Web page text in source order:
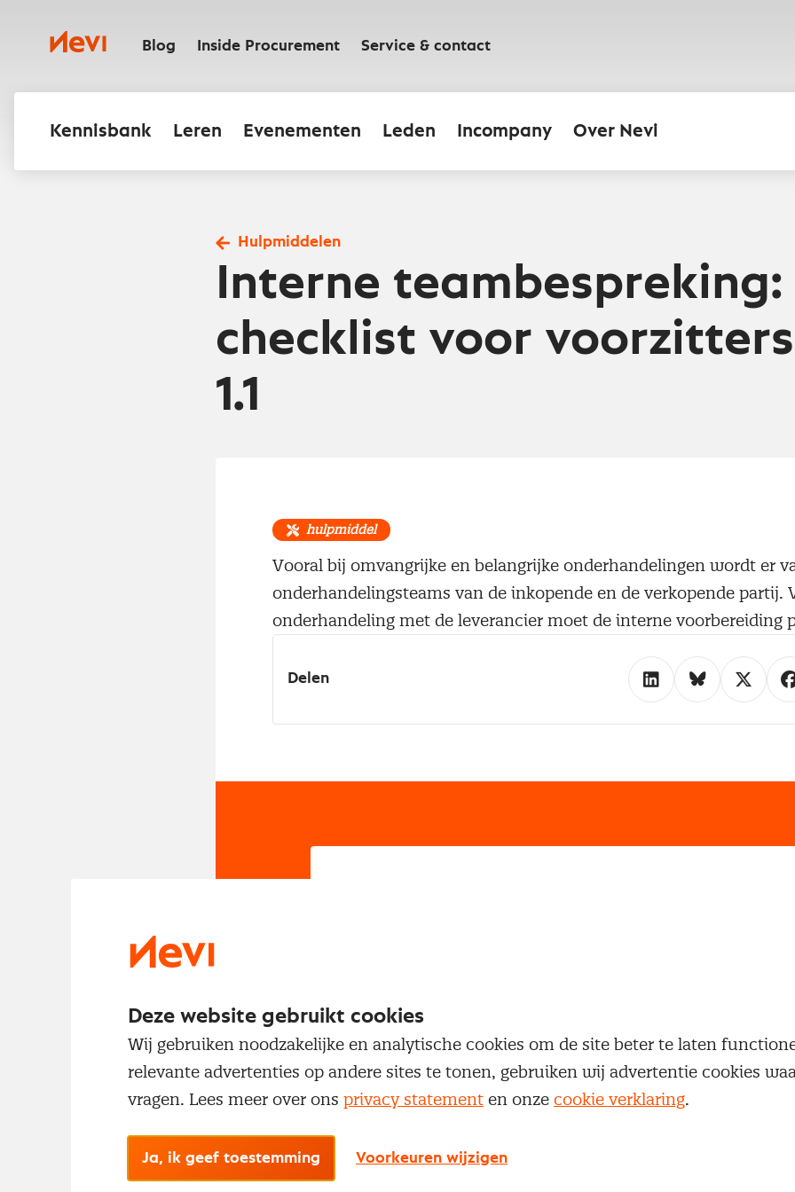
inhoudNevi Blog Inside Procurement Service & contact
Kennisbank Leren Evenementen Leden Incompany Over Nevi
Hulpmiddelen
Interne teambespreking:
checklist voor
1.1
hulpmiddel
Vooral bij omvangrijke en belangrijke onderhandelingen wordt er
onderhandelingsteams van de inkopende en de verkopende partij.
onderhandeling met de leverancier moet de interne voorbereiding
Delen
Inloggen
Deze website gebruikt cookies
Wij gebruiken noodzakelijke en analytische cookies om de site beter te laten
relevante advertenties op andere sites te tonen, gebruiken wij advertentie cookies
vragen. Lees meer over ons privacy statement en onze cookie verklaring.
Ja, ik geef toestemming Voorkeuren wijzigen